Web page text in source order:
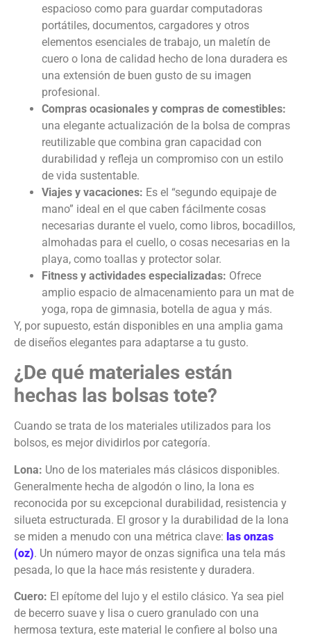
espacioso como para guardar computadoras
portátiles, documentos, cargadores y otros
elementos esenciales de trabajo, un maletín de
cuero o lona de calidad hecho de lona duradera es
una extensión de buen gusto de su imagen
profesional.
Compras ocasionales y compras de comestibles:
una elegante actualización de la bolsa de compras
reutilizable que combina gran capacidad con
durabilidad y refleja un compromiso con un estilo
de vida sustentable.
Viajes y vacaciones: Es el “segundo equipaje de
mano” ideal en el que caben fácilmente cosas
necesarias durante el vuelo, como libros, bocadillos,
almohadas para el cuello, o cosas necesarias en la
playa, como toallas y protector solar.
Fitness y actividades especializadas: Ofrece
amplio espacio de almacenamiento para un mat de
yoga, ropa de gimnasia, botella de agua y más.
Y, por supuesto, están disponibles en una amplia gama
de diseños elegantes para adaptarse a tu gusto.
¿De qué materiales están
hechas las bolsas tote?
Cuando se trata de los materiales utilizados para los
bolsos, es mejor dividirlos por categoría.
Lona: Uno de los materiales más clásicos disponibles.
Generalmente hecha de algodón o lino, la lona es
reconocida por su excepcional durabilidad, resistencia y
silueta estructurada. El grosor y la durabilidad de la lona
se miden a menudo con una métrica clave: las onzas
(oz). Un número mayor de onzas significa una tela más
pesada, lo que la hace más resistente y duradera.
Cuero: El epítome del lujo y el estilo clásico. Ya sea piel
de becerro suave y lisa o cuero granulado con una
hermosa textura, este material le confiere al bolso una